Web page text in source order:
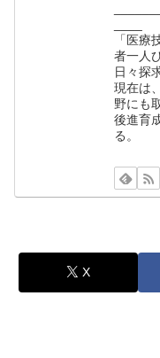
「医療
者一人
日々探
現在は
野にも
後進育
る。
X